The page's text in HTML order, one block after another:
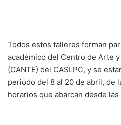
Todos estos talleres forman
académico del Centro de Arte
(CANTE) del CASLPC, y se
periodo del 8 al 20 de abril, de
horarios que abarcan desde las